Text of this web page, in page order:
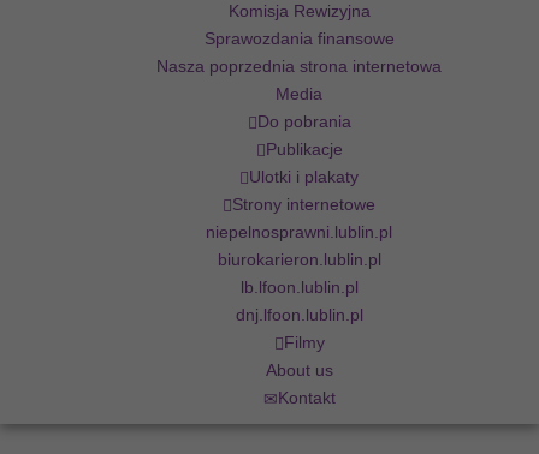
Komisja Rewizyjna
Sprawozdania finansowe
Nasza poprzednia strona internetowa
Media
Do pobrania
Publikacje
Ulotki i plakaty
Strony internetowe
niepelnosprawni.lublin.pl
biurokarieron.lublin.pl
lb.lfoon.lublin.pl
dnj.lfoon.lublin.pl
Filmy
About us
Kontakt